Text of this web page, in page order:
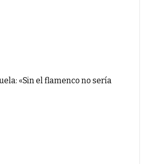
«Sin el flamenco no sería